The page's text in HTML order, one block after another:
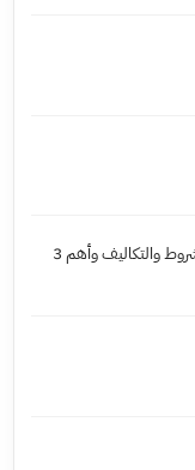
دليل دراسة الاقتصاد في لوكسمبورغ: الشروط والتكاليف وأهم 3